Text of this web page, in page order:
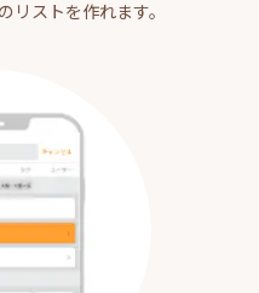
リストを作れます。